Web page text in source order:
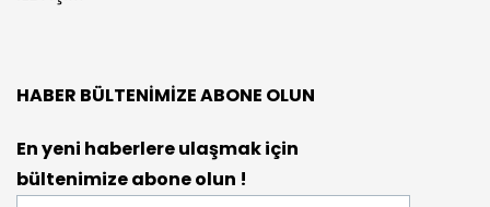
HABER BÜLTENIMIZE ABONE OLUN
En yeni haberlere ulaşmak için
bültenimize abone olun !